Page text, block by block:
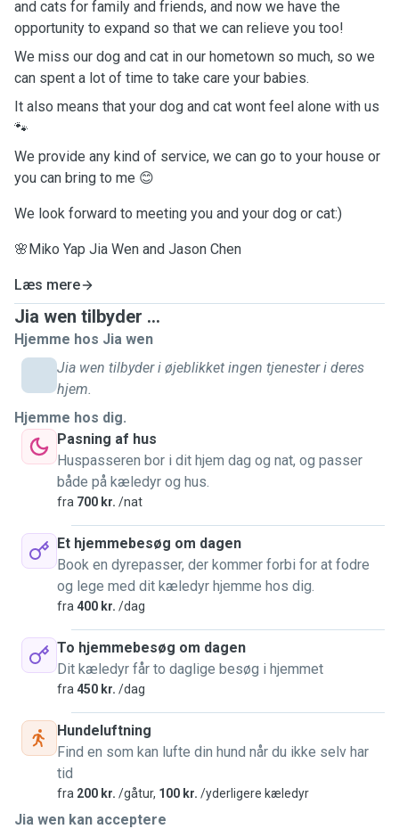
and cats for family and friends, and now we have the
opportunity to expand so that we can relieve you too!
We miss our dog and cat in our hometown so much, so we
can spent a lot of time to take care your babies.
It also means that your dog and cat wont feel alone with us
🐾
We provide any kind of service, we can go to your house or
you can bring to me 😊
We look forward to meeting you and your dog or cat:)
🌸Miko Yap Jia Wen and Jason Chen
Læs mere
Jia wen tilbyder ...
Hjemme hos Jia wen
Jia wen tilbyder i øjeblikket ingen tjenester i deres
hjem.
Hjemme hos dig.
Pasning af hus
Huspasseren bor i dit hjem dag og nat, og passer
både på kæledyr og hus.
fra 700 kr. /nat
Et hjemmebesøg om dagen
Book en dyrepasser, der kommer forbi for at fodre
og lege med dit kæledyr hjemme hos dig.
fra 400 kr. /dag
To hjemmebesøg om dagen
Dit kæledyr får to daglige besøg i hjemmet
fra 450 kr. /dag
Hundeluftning
Find en som kan lufte din hund når du ikke selv har
tid
fra 200 kr. /gåtur, 100 kr. /yderligere kæledyr
Jia wen kan acceptere